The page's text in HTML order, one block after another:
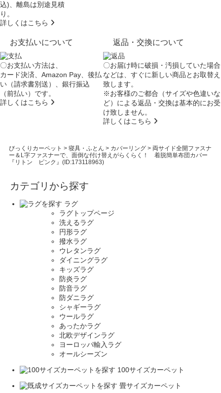
込)、離島は別途見積
り。
詳しくはこちら
お支払いについて
〇お支払い方法は、
カード決済、Amazon Pay、後払
い（請求書別送）、銀行振込
（前払い）です。
詳しくはこちら
返品・交換について
〇お届け時に破損・汚損していた場合
などは、すぐに新しい商品とお取替え
致します。
※お客様のご都合（サイズや色違いな
ど）による返品・交換は基本的にお受
け致しません。
詳しくはこちら
びっくりカーペット > 寝具・ふとん > カバーリング> 両サイド全開ファスナ
ー＆L字ファスナーで、面倒な付け替えがらくらく！ 着脱簡単布団カバー
『リトン ピンク』(ID:173118963)
カテゴリから探す
ラグ
ラグトップページ
洗えるラグ
円形ラグ
撥水ラグ
ウレタンラグ
ダイニングラグ
キッズラグ
防炎ラグ
防音ラグ
防ダニラグ
シャギーラグ
ウールラグ
あったかラグ
北欧デザインラグ
ヨーロッパ輸入ラグ
オールシーズン
100サイズカーペット
畳サイズカーペット